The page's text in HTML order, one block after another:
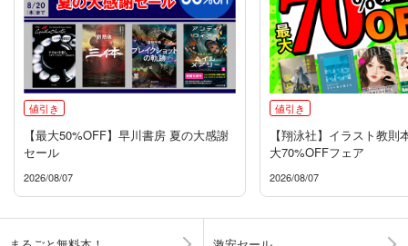
値引き
【最大50%OFF】早川書房 夏の大感謝
セール
2026/08/07
値引き
【翔泳社】イラスト教
大70%OFFフェア
2026/08/07